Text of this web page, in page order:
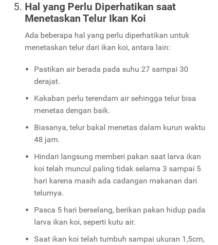
Hal yang Perlu Diperhatikan saat
Menetaskan Telur Ikan Koi
Ada beberapa hal yang perlu diperhatikan untuk
menetaskan telur dari ikan koi, antara lain:
Pastikan air berada pada suhu 27 sampai 30
derajat.
Kakaban perlu terendam air sehingga telur bisa
menetas dengan baik.
Biasanya, telur bakal menetas dalam kurun waktu
48 jam.
Hindari langsung memberi pakan saat larva ikan
koi telah muncul paling tidak selama 3 sampai 5
hari karena masih ada cadangan makanan dari
telurnya.
Pasca 5 hari berselang, berikan pakan hidup pada
larva ikan koi, seperti kutu air.
Saat ikan koi telah tumbuh sampai ukuran 1,5cm,